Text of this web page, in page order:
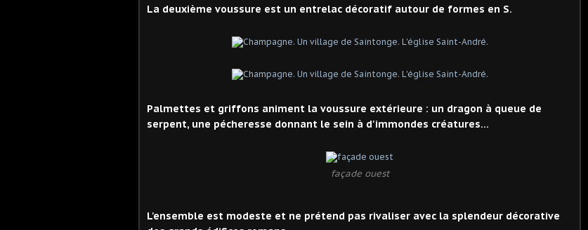
La deuxième voussure est un entrelac décoratif autour de formes en S.
Palmettes et griffons animent la voussure extérieure : un dragon à queue de
serpent, une pécheresse donnant le sein à d'immondes créatures...
façade ouest
L'ensemble est modeste et ne prétend pas rivaliser avec la splendeur décorative